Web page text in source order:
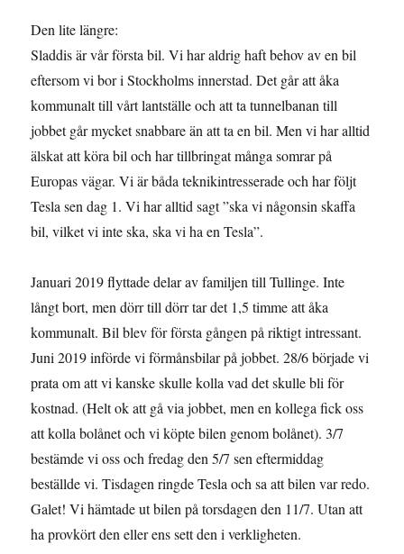
Den lite längre:
Sladdis är vår första bil. Vi har aldrig haft behov av en bil
eftersom vi bor i Stockholms innerstad. Det går att åka
kommunalt till vårt lantställe och att ta tunnelbanan till
jobbet går mycket snabbare än att ta en bil. Men vi har alltid
älskat att köra bil och har tillbringat många somrar på
Europas vägar. Vi är båda teknikintresserade och har följt
Tesla sen dag 1. Vi har alltid sagt ”ska vi någonsin skaffa
bil, vilket vi inte ska, ska vi ha en Tesla”.
Januari 2019 flyttade delar av familjen till Tullinge. Inte
långt bort, men dörr till dörr tar det 1,5 timme att åka
kommunalt. Bil blev för första gången på riktigt intressant.
Juni 2019 införde vi förmånsbilar på jobbet. 28/6 började vi
prata om att vi kanske skulle kolla vad det skulle bli för
kostnad. (Helt ok att gå via jobbet, men en kollega fick oss
att kolla bolånet och vi köpte bilen genom bolånet). 3/7
bestämde vi oss och fredag den 5/7 sen eftermiddag
beställde vi. Tisdagen ringde Tesla och sa att bilen var redo.
Galet! Vi hämtade ut bilen på torsdagen den 11/7. Utan att
ha provkört den eller ens sett den i verkligheten.